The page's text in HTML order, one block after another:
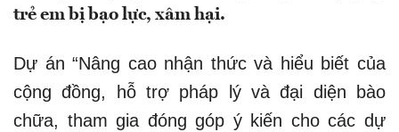
trẻ em bị bạo lực, xâm hại.
Dự án “Nâng cao nhận thức và hiểu biết của
cộng đồng, hỗ trợ pháp lý và đại diện bào
chữa, tham gia đóng góp ý kiến cho các dự